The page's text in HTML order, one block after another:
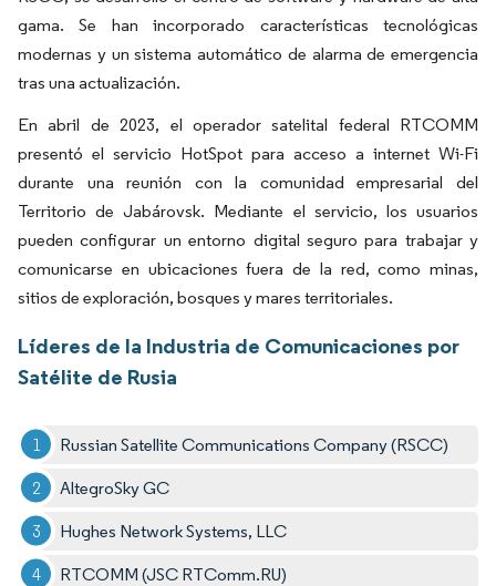
gama. Se han incorporado características tecnológicas
modernas y un sistema automático de alarma de emergencia
tras una actualización.
En abril de 2023, el operador satelital federal RTCOMM
presentó el servicio HotSpot para acceso a internet Wi-Fi
durante una reunión con la comunidad empresarial del
Territorio de Jabárovsk. Mediante el servicio, los usuarios
pueden configurar un entorno digital seguro para trabajar y
comunicarse en ubicaciones fuera de la red, como minas,
sitios de exploración, bosques y mares territoriales.
Líderes de la Industria de Comunicaciones por
Satélite de Rusia
Russian Satellite Communications Company (RSCC)
AltegroSky GC
Hughes Network Systems, LLC
RTCOMM (JSC RTComm.RU)